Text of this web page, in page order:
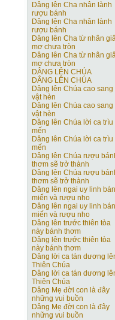
Dâng lên Cha nhân lành
rượu bánh
Dâng lên Cha nhân lành
rượu bánh
Dâng lên Cha từ nhân
mơ chưa tròn
Dâng lên Cha từ nhân
mơ chưa tròn
DÂNG LÊN CHÚA
DÂNG LÊN CHÚA
Dâng lên Chúa cao sang
vật hèn
Dâng lên Chúa cao sang
vật hèn
Dâng lên Chúa lời ca trìu
mến
Dâng lên Chúa lời ca trìu
mến
Dâng lên Chúa rượu
thơm sẽ trở thành
Dâng lên Chúa rượu
thơm sẽ trở thành
Dâng lên ngai uy linh
miến và rượu nho
Dâng lên ngai uy linh
miến và rượu nho
Dâng lên trước thiên tòa
này bánh thơm
Dâng lên trước thiên tòa
này bánh thơm
Dâng lời ca tán dương
Thiên Chúa
Dâng lời ca tán dương
Thiên Chúa
Dâng Mẹ đời con là đây
những vui buồn
Dâng Mẹ đời con là đây
những vui buồn